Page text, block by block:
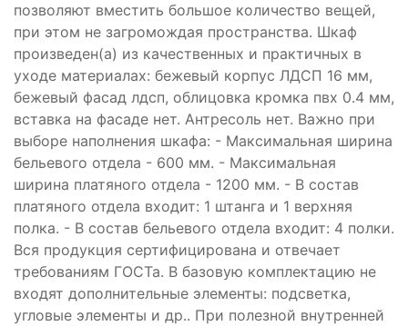
позволяют вместить большое количество вещей,
при этом не загромождая пространства. Шкаф
произведен(а) из качественных и практичных в
уходе материалах: бежевый корпус ЛДСП 16 мм,
бежевый фасад лдсп, облицовка кромка пвх 0.4 мм,
вставка на фасаде нет. Антресоль нет. Важно при
выборе наполнения шкафа: - Максимальная ширина
бельевого отдела - 600 мм. - Максимальная
ширина платяного отдела - 1200 мм. - В состав
платяного отдела входит: 1 штанга и 1 верхняя
полка. - В состав бельевого отдела входит: 4 полки.
Вся продукция сертифицирована и отвечает
требованиям ГОСТа. В базовую комплектацию не
входят дополнительные элементы: подсветка,
угловые элементы и др.. При полезной внутренней